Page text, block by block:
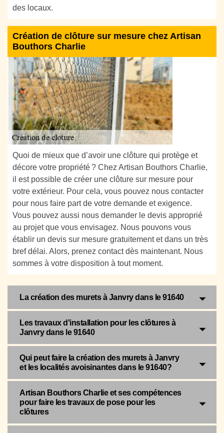
des locaux.
Création de clôture sur mesure chez Artisan
Bouthors Charlie
Quoi de mieux que d’avoir une clôture qui protège et
décore votre propriété ? Chez Artisan Bouthors Charlie,
il est possible de créer une clôture sur mesure pour
votre extérieur. Pour cela, vous pouvez nous contacter
pour nous faire part de votre demande et exigence.
Vous pouvez aussi nous demander le devis approprié
au projet que vous envisagez. Nous pouvons vous
établir un devis sur mesure gratuitement et dans un très
bref délai. Alors, prenez contact dès maintenant. Nous
sommes à votre disposition à tout moment.
La création des murets à Janvry dans le 91640
Les travaux d'installation pour les clôtures à
Janvry dans le 91640
Qui peut faire la création des murets à Janvry
et les localités avoisinantes dans le 91640?
Artisan Bouthors Charlie et ses compétences
pour faire les travaux de pose pour les
clôtures